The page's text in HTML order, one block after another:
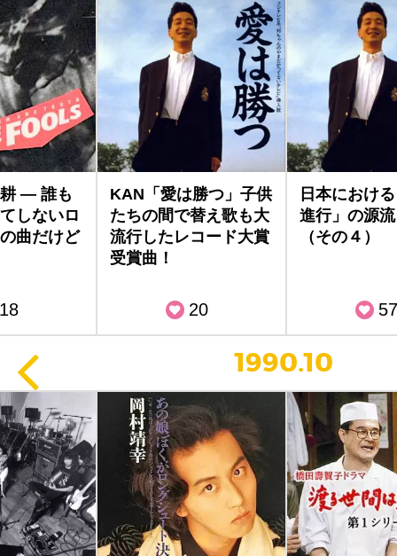
— 誰も
しないロ
曲だけど
18
KAN「愛は勝つ」子供
たちの間で替え歌も大
流行したレコード大賞
受賞曲！
20
日本におけ
進行」の源
（その４）
57
1990.10